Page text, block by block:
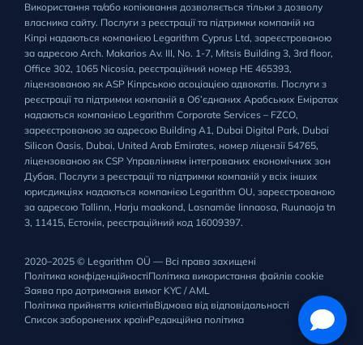
Використання та/або копіювання дозволяється тільки з дозволу
власника сайту. Послуги з реєстрації та підтримки компаній на
Кіпрі надаються компанією Legarithm Cyprus Ltd, зареєстрованою
за адресою Arch. Makarios Av. III, No. 1-7, Mitsis Building 3, 3rd floor,
Office 302, 1065 Nicosia, реєстраційний номер HE 465393,
ліцензованою як ASP Кіпрською асоціацією адвокатів. Послуги з
реєстрації та підтримки компаній в Об’єднаних Арабських Еміратах
надаються компанією Legarithm Corporate Services – FZCO,
зареєстрованою за адресою Building A1, Dubai Digital Park, Dubai
Silicon Oasis, Dubai, United Arab Emirates, номер ліцензії 54765,
ліцензованою як CSP Управлінням інтегрованих економічних зон
Дубая. Послуги з реєстрації та підтримки компаній у всіх інших
юрисдикціях надаються компанією Legarithm OU, зареєстрованою
за адресою Tallinn, Harju maakond, Lasnamäe linnaosa, Ruunaoja tn
3, 11415, Естонія, реєстраційний код 16009397.
2020–2025 © Legarithm OÜ — Всі права захищені
Політика конфіденційностіПолітика використання файлів cookie
Заява про дотримання вимог KYC / AML
Політика прийняття клієнтівВідмова від відповідальності
Список заборонених країнРедакційна політика